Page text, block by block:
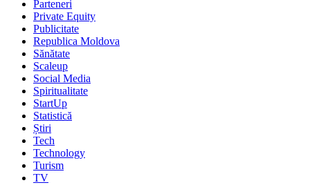
Parteneri
Private Equity
Publicitate
Republica Moldova
Sănătate
Scaleup
Social Media
Spiritualitate
StartUp
Statistică
Știri
Tech
Technology
Turism
TV